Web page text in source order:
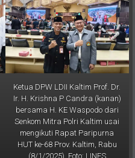
Ketua DPW LDII Kaltim Prof. Dr.
Ir. H. Krishna P Candra (kanan)
bersama H. KE Waspodo dari
Senkom Mitra Polri Kaltim usai
mengikuti Rapat Paripurna
HUT ke-68 Prov. Kaltim, Rabu
(8/1/2025). Foto: LINES